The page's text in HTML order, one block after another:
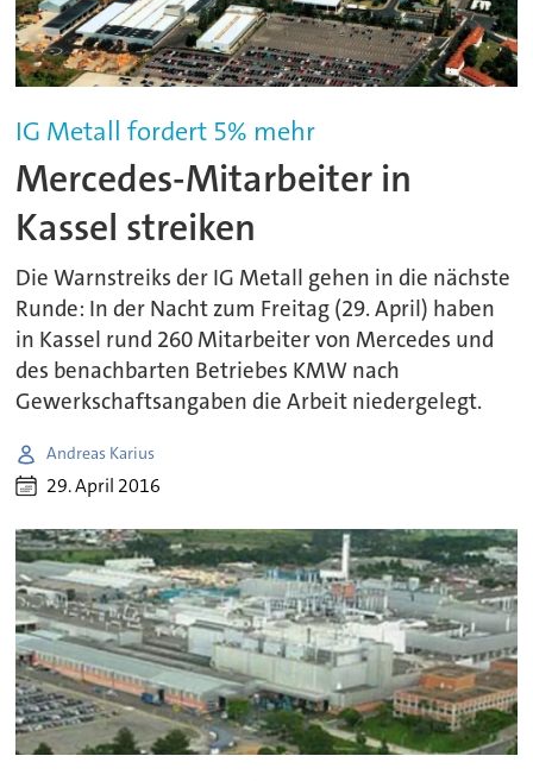
IG Metall fordert 5% mehr
Mercedes-Mitarbeiter in
Kassel streiken
Die Warnstreiks der IG Metall gehen in die nächste
Runde: In der Nacht zum Freitag (29. April) haben
in Kassel rund 260 Mitarbeiter von Mercedes und
des benachbarten Betriebes KMW nach
Gewerkschaftsangaben die Arbeit niedergelegt.
Andreas Karius
29. April 2016